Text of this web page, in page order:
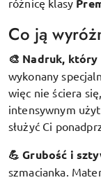
Co ją
🎨 Nadruk,
wykonany
więc nie ściera
intensywnym
służyć Ci
💪 Grubość i
szmacianka.